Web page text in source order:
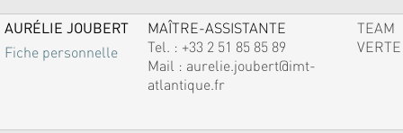
AURÉLIE JOUBERT
Fiche personnelle
MAÎTRE-ASSISTANTE
Tel. : +33 2 51 85 85 89
Mail : aurelie.joubert@imt-
atlantique.fr
TEAM
VERTE